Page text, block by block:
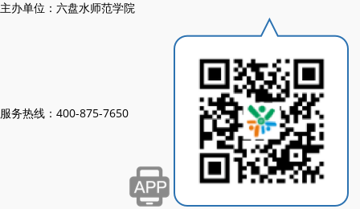
主办单位：六盘水师范学院
服务热线：400-875-7650